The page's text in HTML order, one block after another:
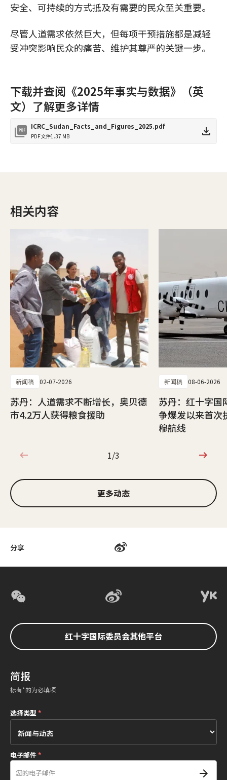
分享
安全、可持续的方式抵及有需要的民众至关重要。
尽管人道需求依然巨大，但每项干预措施都是减轻
受冲突影响民众的痛苦、维护其尊严的关键一步。
下载并查阅《2025年事实与数据》（英
文）了解更多详情
ICRC_Sudan_Facts_and_Figures_2025.pdf
PDF文件1.37 MB
相关内容
新闻稿 02-07-2026
苏丹：人道需求不断增长，奥贝德
市4.2万人获得粮食援助
新闻稿 08-06-2026
苏丹：红十字国
争爆发以来首次
穆航线
1/3
1/3
更多动态
红十字国际委员会其他平台
简报
标有*的为必填项
选择类型*
电子邮件*